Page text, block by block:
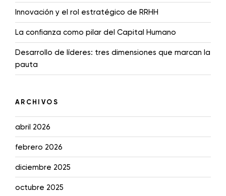
Innovación y el rol estratégico de RRHH
La confianza como pilar del Capital Humano
Desarrollo de líderes: tres dimensiones que marcan la
pauta
ARCHIVOS
abril 2026
febrero 2026
diciembre 2025
octubre 2025